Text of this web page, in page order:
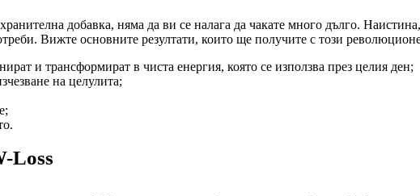
добавка, няма да ви се налага да чакате много дълго.
Вижте основните резултати, които ще получите с този
и трансформират в чиста енергия, която се използва през целия ден;
на целулита;
Loss